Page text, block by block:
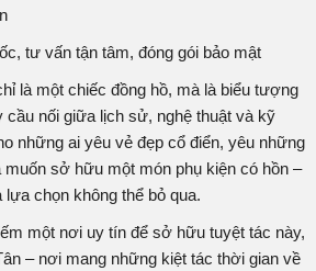
tư vấn tận tâm, đóng gói bảo mật
là một chiếc đồng hồ, mà là biểu tượng
cầu nối giữa lịch sử, nghệ thuật và kỹ
những ai yêu vẻ đẹp cổ điển, yêu những
sở hữu một món phụ kiện có hồn –
chọn không thể bỏ qua.
một nơi uy tín để sở hữu tuyệt tác này,
– nơi mang những kiệt tác thời gian về